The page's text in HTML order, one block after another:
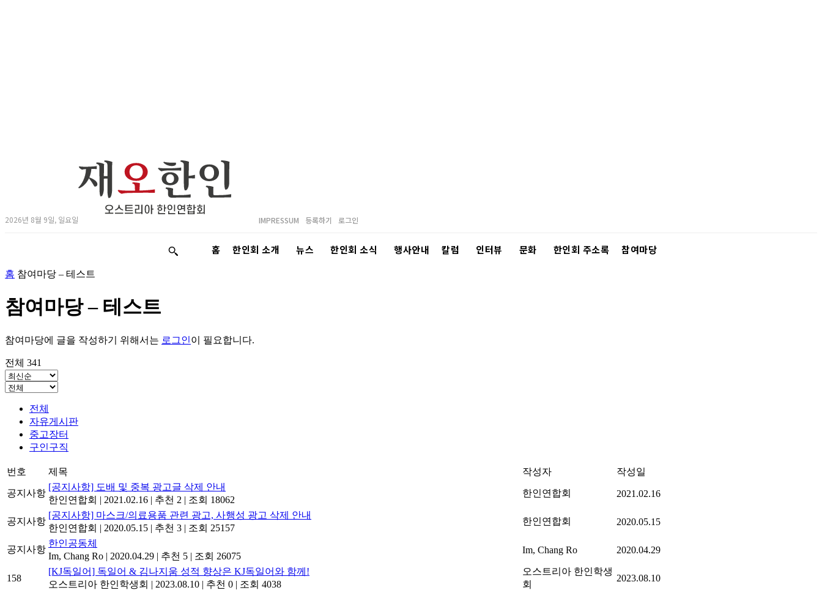
2026년 8월 9일, 일요일 IMPRESSUM 등록하기 로그인
홈 한인회 소개 뉴스 한인회 소식 행사안내 칼럼 인터뷰 문화 한인회 주소록 참여마당
홈 참여마당 – 테스트
참여마당 – 테스트
참여마당에 글을 작성하기 위해서는 로그인이 필요합니다.
전체 341
전체
자유게시판
중고장터
구인구직
번호 제목 작성자 작성일
공지사항
[공지사항] 도배 및 중복 광고글 삭제 안내
한인연합회 | 2021.02.16 | 추천 2 | 조회 18062
한인연합회 2021.02.16
공지사항
[공지사항] 마스크/의료용품 관련 광고, 사행성 광고 삭제 안내
한인연합회 | 2020.05.15 | 추천 3 | 조회 25157
한인연합회 2020.05.15
공지사항
한인공동체
Im, Chang Ro | 2020.04.29 | 추천 5 | 조회 26075
Im, Chang Ro 2020.04.29
158
[KJ독일어] 독일어 & 김나지움 성적 향상은 KJ독일어와 함께!
오스트리아 한인학생회 | 2023.08.10 | 추천 0 | 조회 4038
오스트리아 한인학생
회
2023.08.10